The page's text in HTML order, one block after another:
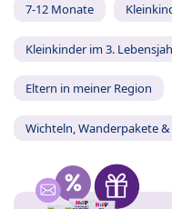
7-12 Monate
Kleinkinder im 3.
Eltern in meiner Region
Wichteln, Wanderpakete &